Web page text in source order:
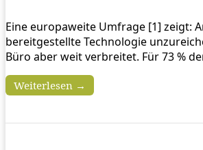
Eine europaweite Umfrage [1] zeigt:
bereitgestellte Technologie
Büro aber weit verbreitet. Für 73 %
Weiterlesen →